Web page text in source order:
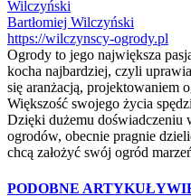
Bartłomiej Wilczyński
https://wilczynscy-ogrody.pl
Ogrody to jego największa
kocha najbardziej, czyli
się aranżacją, projektowaniem
Większość swojego życia
Dzięki dużemu doświadczeniu
ogrodów, obecnie pragnie
chcą założyć swój ogród
PODOBNE ARTYKUŁY